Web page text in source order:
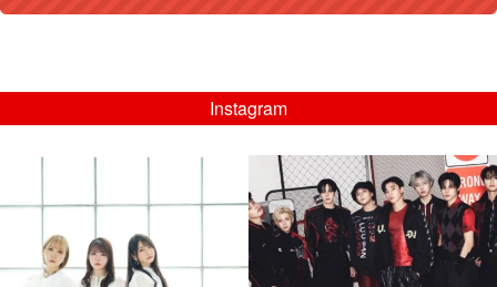
Instagram
💡8/5(水)特番放送！
...
8月 4
4 0
musicjapantv
💡08/05(水)23:00特番放送！
...
8月 4
4 0